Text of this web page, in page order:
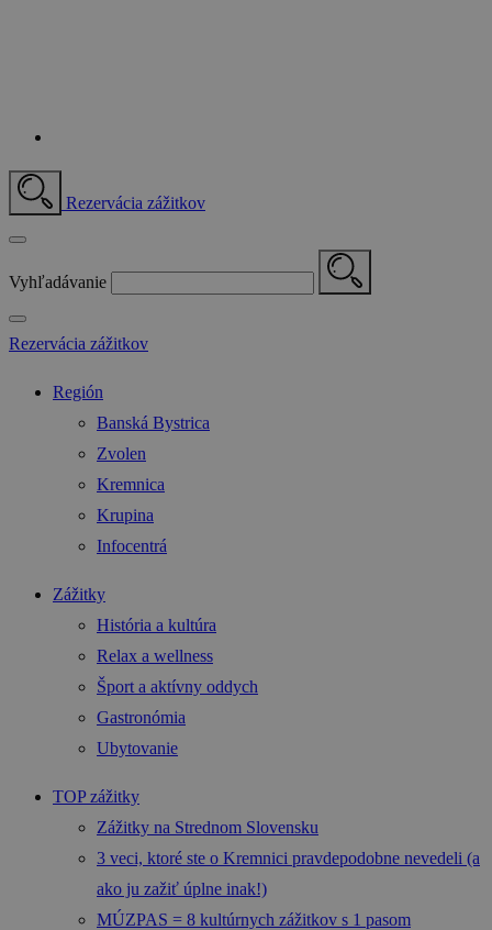
Rezervácia zážitkov
Vyhľadávanie
Rezervácia zážitkov
Región
Banská Bystrica
Zvolen
Kremnica
Krupina
Infocentrá
Zážitky
História a kultúra
Relax a wellness
Šport a aktívny oddych
Gastronómia
Ubytovanie
TOP zážitky
Zážitky na Strednom Slovensku
3 veci, ktoré ste o Kremnici pravdepodobne nevedeli (a
ako ju zažiť úplne inak!)
MÚZPAS = 8 kultúrnych zážitkov s 1 pasom